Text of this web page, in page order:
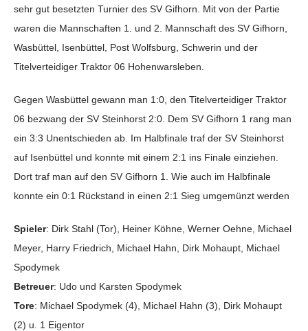
sehr gut besetzten Turnier des SV Gifhorn. Mit von der Partie
waren die Mannschaften 1. und 2. Mannschaft des SV Gifhorn,
Wasbüttel, Isenbüttel, Post Wolfsburg, Schwerin und der
Titelverteidiger Traktor 06 Hohenwarsleben.
Gegen Wasbüttel gewann man 1:0, den Titelverteidiger Traktor
06 bezwang der SV Steinhorst 2:0. Dem SV Gifhorn 1 rang man
ein 3:3 Unentschieden ab. Im Halbfinale traf der SV Steinhorst
auf Isenbüttel und konnte mit einem 2:1 ins Finale einziehen.
Dort traf man auf den SV Gifhorn 1. Wie auch im Halbfinale
konnte ein 0:1 Rückstand in einen 2:1 Sieg umgemünzt werden
Spieler: Dirk Stahl (Tor), Heiner Köhne, Werner Oehne, Michael
Meyer, Harry Friedrich, Michael Hahn, Dirk Mohaupt, Michael
Spodymek
Betreuer: Udo und Karsten Spodymek
Tore: Michael Spodymek (4), Michael Hahn (3), Dirk Mohaupt
(2) u. 1 Eigentor